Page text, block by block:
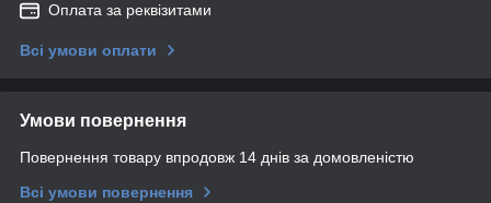
Оплата за реквізитами
Всі умови оплати
Умови повернення
Повернення товару впродовж 14 днів за домовленістю
Всі умови повернення